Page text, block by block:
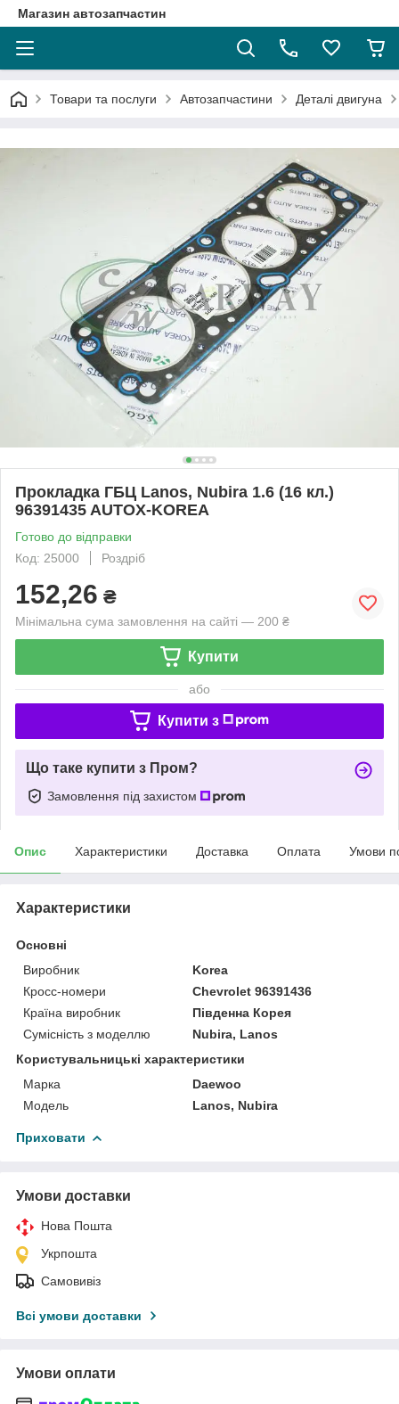
Магазин автозапчастин
Товари та послуги Автозапчастини Деталі двигуна
Прокладка ГБЦ Lanos, Nubira 1.6 (16 кл.)
96391435 AUTOX-KOREA
Готово до відправки
Код: 25000
Роздріб
152,26 ₴
Мінімальна сума замовлення на сайті — 200 ₴
Купити
або
Купити з
Що таке купити з Пром?
Замовлення під захистом
Опис Характеристики Доставка Оплата Умови
Характеристики
Основні
Виробник
Korea
Кросс-номери
Chevrolet 96391436
Країна виробник
Південна Корея
Сумісність з моделлю
Nubira, Lanos
Користувальницькі характеристики
Марка
Daewoo
Мoдель
Lanos, Nubira
Приховати
Умови доставки
Нова Пошта
Укрпошта
Самовивіз
Всі умови доставки
Умови оплати